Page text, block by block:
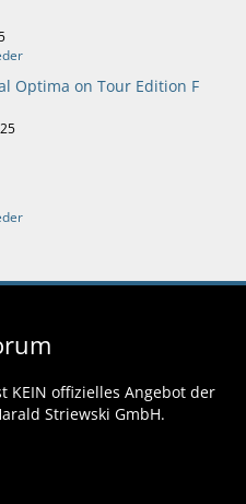
Optima on Tour Edition F
KEIN offizielles Angebot der
Striewski GmbH.